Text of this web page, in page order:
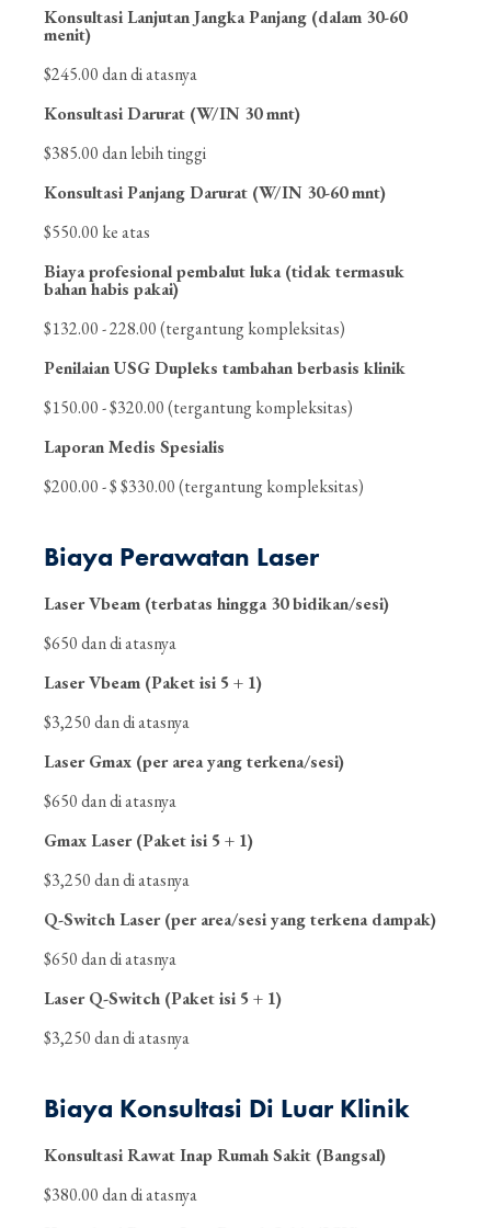
Konsultasi Lanjutan Jangka Panjang (dalam 30-60
menit)
$245.00 dan di atasnya
Konsultasi Darurat (W/IN 30 mnt)
$385.00 dan lebih tinggi
Konsultasi Panjang Darurat (W/IN 30-60 mnt)
$550.00 ke atas
Biaya profesional pembalut luka (tidak termasuk
bahan habis pakai)
$132.00 - 228.00 (tergantung kompleksitas)
Penilaian USG Dupleks tambahan berbasis klinik
$150.00 - $320.00 (tergantung kompleksitas)
Laporan Medis Spesialis
$200.00 - $ $330.00 (tergantung kompleksitas)
Biaya Perawatan Laser
Laser Vbeam (terbatas hingga 30 bidikan/sesi)
$650 dan di atasnya
Laser Vbeam (Paket isi 5 + 1)
$3,250 dan di atasnya
Laser Gmax (per area yang terkena/sesi)
$650 dan di atasnya
Gmax Laser (Paket isi 5 + 1)
$3,250 dan di atasnya
Q-Switch Laser (per area/sesi yang terkena dampak)
$650 dan di atasnya
Laser Q-Switch (Paket isi 5 + 1)
$3,250 dan di atasnya
Biaya Konsultasi Di Luar Klinik
Konsultasi Rawat Inap Rumah Sakit (Bangsal)
$380.00 dan di atasnya